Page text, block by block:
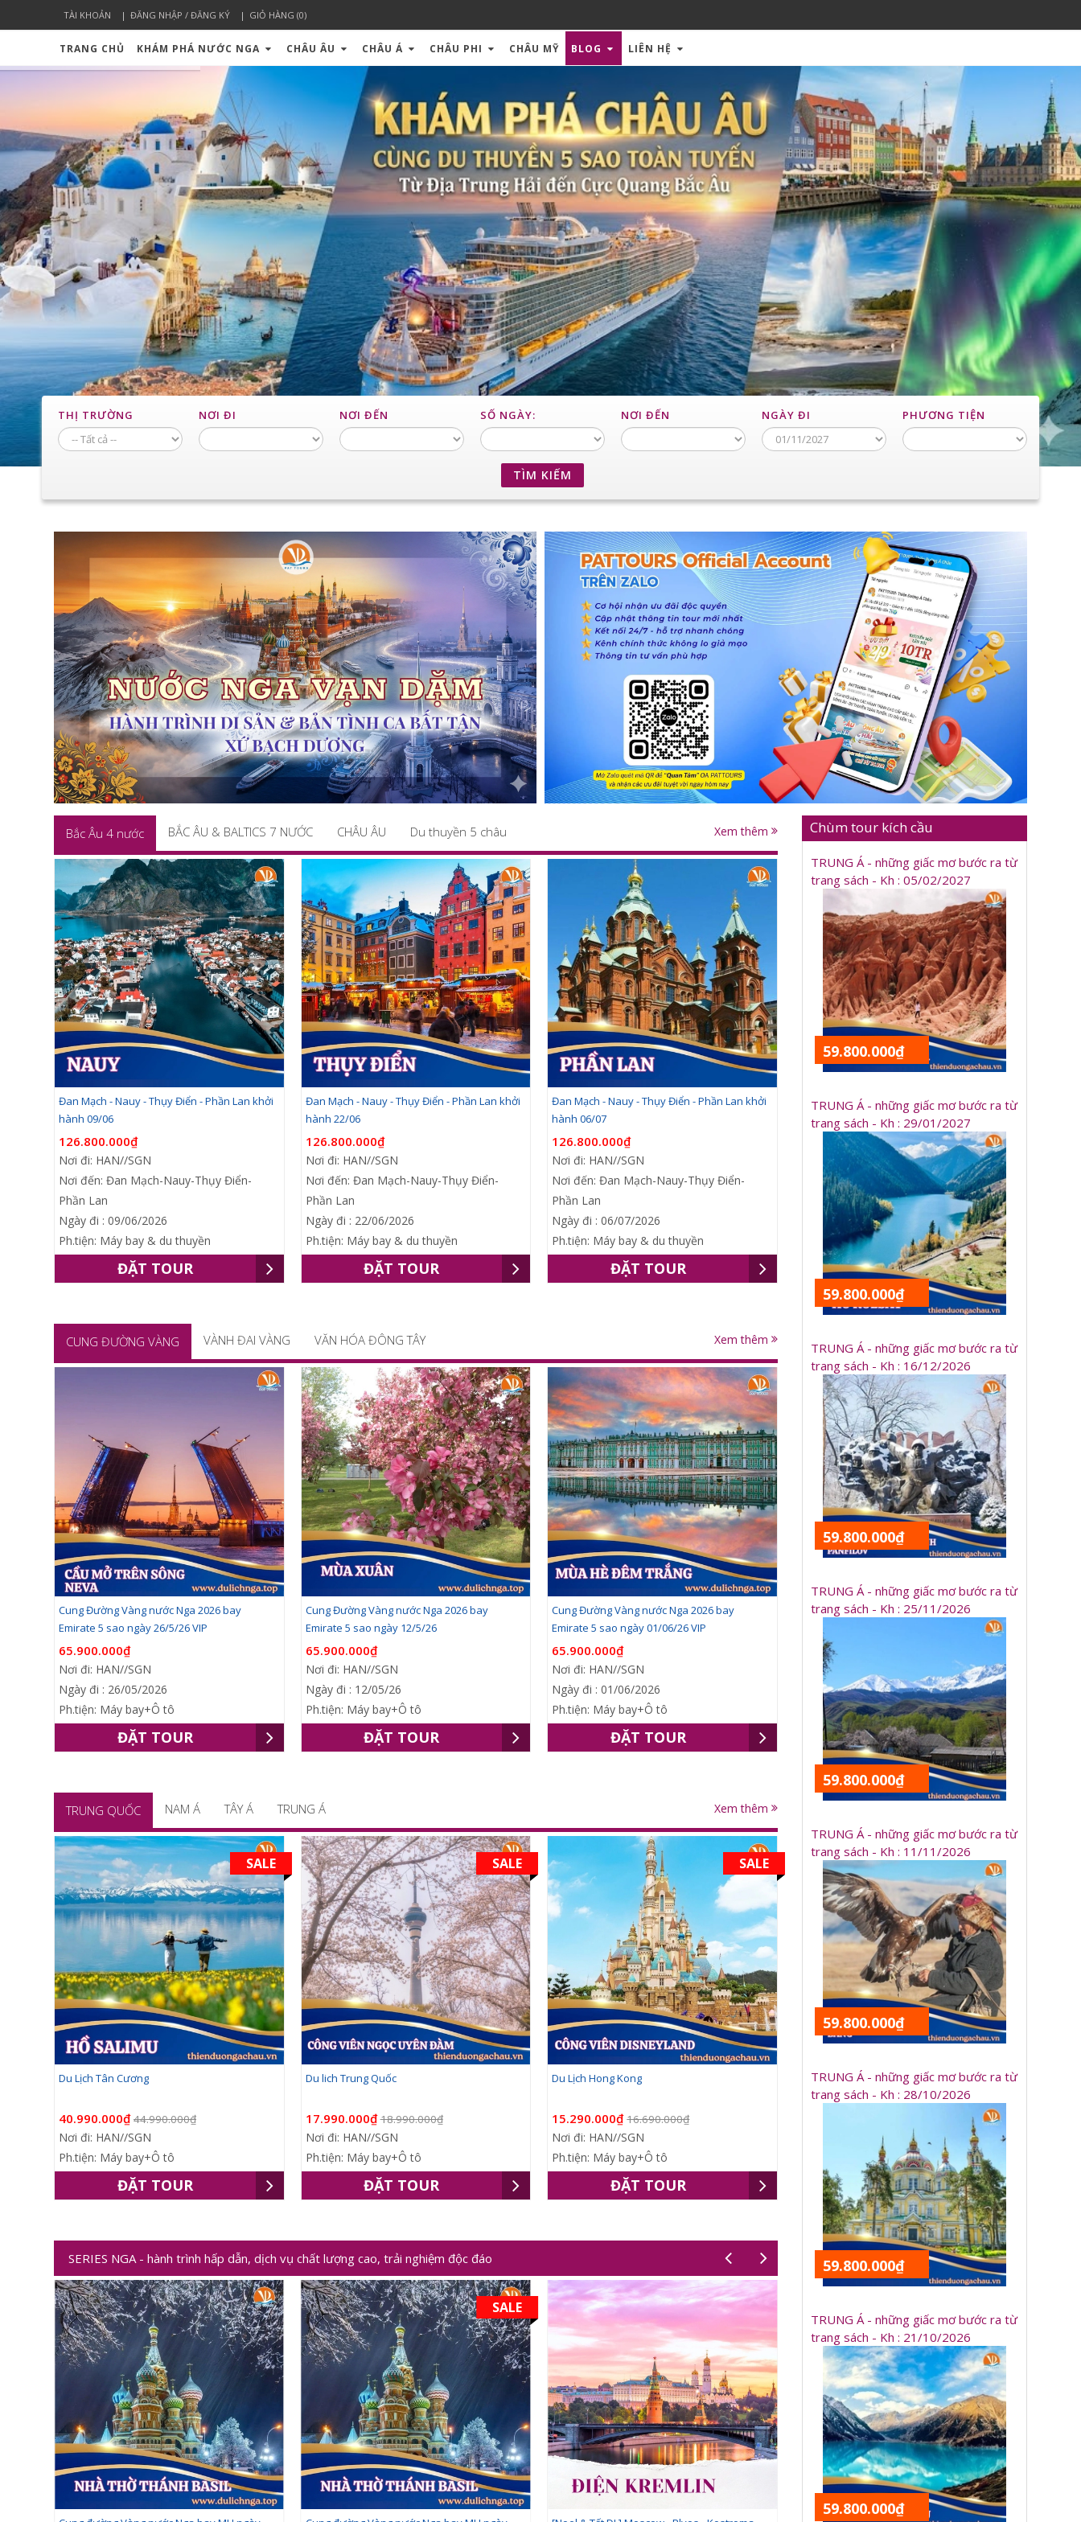
TÀI KHOẢN ĐĂNG NHẬP / ĐĂNG KÝ GIỎ HÀNG (0)
TRANG CHỦ KHÁM PHÁ NƯỚC NGA CHÂU ÂU CHÂU Á CHÂU PHI CHÂU MỸ BLOG LIÊN HỆ
THỊ TRƯỜNG NƠI ĐI NƠI ĐẾN SỐ NGÀY: NƠI ĐẾN NGÀY ĐI PHƯƠNG TIỆN
TÌM KIẾM
Bắc Âu 4 nước BẮC ÂU & BALTICS 7 NƯỚC CHÂU ÂU Du thuyền 5 châu Xem thêm
Đan Mạch - Nauy - Thụy Điển - Phần Lan khởi
hành 09/06
126.800.000₫
Nơi đi: HAN//SGN
Nơi đến: Đan Mạch-Nauy-Thụy Điển-
Phần Lan
Ngày đi : 09/06/2026
Ph.tiện: Máy bay & du thuyền
ĐẶT TOUR
Đan Mạch - Nauy - Thụy Điển - Phần Lan khởi
hành 22/06
126.800.000₫
Nơi đi: HAN//SGN
Nơi đến: Đan Mạch-Nauy-Thụy Điển-
Phần Lan
Ngày đi : 22/06/2026
Ph.tiện: Máy bay & du thuyền
ĐẶT TOUR
Đan Mạch - Nauy - Thụy Điển - Phần Lan khởi
hành 06/07
126.800.000₫
Nơi đi: HAN//SGN
Nơi đến: Đan Mạch-Nauy-Thụy Điển-
Phần Lan
Ngày đi : 06/07/2026
Ph.tiện: Máy bay & du thuyền
ĐẶT TOUR
CUNG ĐƯỜNG VÀNG VÀNH ĐAI VÀNG VĂN HÓA ĐÔNG TÂY Xem thêm
Cung Đường Vàng nước Nga 2026 bay
Emirate 5 sao ngày 26/5/26 VIP
65.900.000₫
Nơi đi: HAN//SGN
Ngày đi : 26/05/2026
Ph.tiện: Máy bay+Ô tô
ĐẶT TOUR
Cung Đường Vàng nước Nga 2026 bay
Emirate 5 sao ngày 12/5/26
65.900.000₫
Nơi đi: HAN//SGN
Ngày đi : 12/05/26
Ph.tiện: Máy bay+Ô tô
ĐẶT TOUR
Cung Đường Vàng nước Nga 2026 bay
Emirate 5 sao ngày 01/06/26 VIP
65.900.000₫
Nơi đi: HAN//SGN
Ngày đi : 01/06/2026
Ph.tiện: Máy bay+Ô tô
ĐẶT TOUR
TRUNG QUỐC NAM Á TÂY Á TRUNG Á Xem thêm
SALE
Du Lịch Tân Cương
40.990.000₫44.990.000₫
Nơi đi: HAN//SGN
Ph.tiện: Máy bay+Ô tô
ĐẶT TOUR
SALE
Du lich Trung Quốc
17.990.000₫18.990.000₫
Nơi đi: HAN//SGN
Ph.tiện: Máy bay+Ô tô
ĐẶT TOUR
SALE
Du Lịch Hong Kong
15.290.000₫16.690.000₫
Nơi đi: HAN//SGN
Ph.tiện: Máy bay+Ô tô
ĐẶT TOUR
SERIES NGA - hành trình hấp dẫn, dịch vụ chất lượng cao, trải nghiệm độc đáo
SALE
Chùm tour kích cầu
TRUNG Á - những giấc mơ bước ra từ
trang sách - Kh : 05/02/2027
59.800.000₫
TRUNG Á - những giấc mơ bước ra từ
trang sách - Kh : 29/01/2027
59.800.000₫
TRUNG Á - những giấc mơ bước ra từ
trang sách - Kh : 16/12/2026
59.800.000₫
TRUNG Á - những giấc mơ bước ra từ
trang sách - Kh : 25/11/2026
59.800.000₫
TRUNG Á - những giấc mơ bước ra từ
trang sách - Kh : 11/11/2026
59.800.000₫
TRUNG Á - những giấc mơ bước ra từ
trang sách - Kh : 28/10/2026
59.800.000₫
TRUNG Á - những giấc mơ bước ra từ
trang sách - Kh : 21/10/2026
59.800.000₫